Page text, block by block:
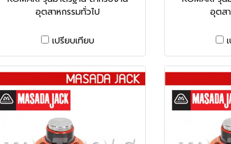
อุตสาหกรรมทั่วไป
เปรียบเทียบ
อุตส